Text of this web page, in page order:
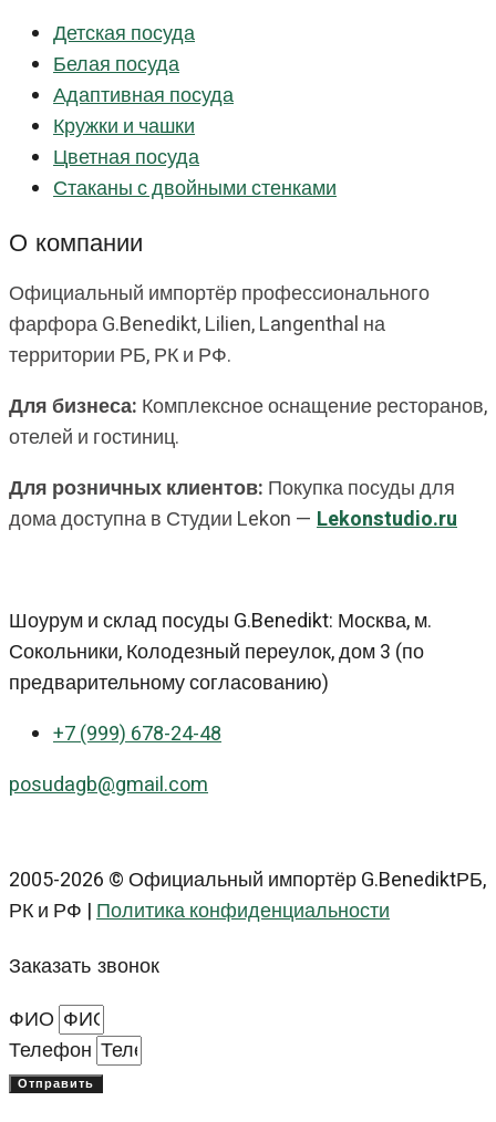
Детская посуда
Белая посуда
Адаптивная посуда
Кружки и чашки
Цветная посуда
Стаканы с двойными стенками
О компании
Официальный импортёр профессионального
фарфора G.Benedikt, Lilien, Langenthal на
территории РБ, РК и РФ.
Для бизнеса: Комплексное оснащение ресторанов,
отелей и гостиниц.
Для розничных клиентов: Покупка посуды для
дома доступна в Студии Lekon — Lekonstudio.ru
Шоурум и склад посуды G.Benedikt: Москва, м.
Сокольники, Колодезный переулок, дом 3 (по
предварительному согласованию)
+7 (999) 678-24-48
posudagb@gmail.com
2005-2026 © Официальный импортёр G.BenediktРБ,
РК и РФ |Политика конфиденциальности
Заказать звонок
ФИО
Телефон
Отправить